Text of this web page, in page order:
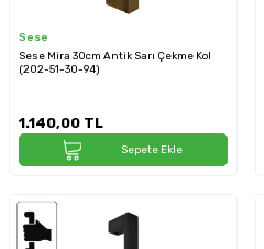
Sese
Sese Mira 30cm Antik Sarı Çekme Kol
(202-51-30-94)
1.140,00 TL
Sepete Ekle